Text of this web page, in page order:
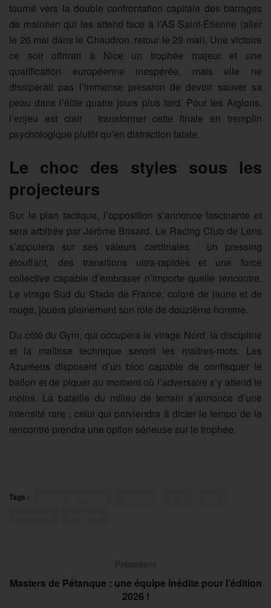
tourné vers la double confrontation capitale des barrages
de maintien qui les attend face à l’AS Saint-Étienne (aller
le 26 mai dans le Chaudron, retour le 29 mai). Une victoire
ce soir offrirait à Nice un trophée majeur et une
qualification européenne inespérée, mais elle ne
dissiperait pas l’immense pression de devoir sauver sa
peau dans l’élite quatre jours plus tard. Pour les Aiglons,
l’enjeu est clair : transformer cette finale en tremplin
psychologique plutôt qu’en distraction fatale.
Le choc des styles sous les
projecteurs
Sur le plan tactique, l’opposition s’annonce fascinante et
sera arbitrée par Jérôme Brisard. Le Racing Club de Lens
s’appuiera sur ses valeurs cardinales : un pressing
étouffant, des transitions ultra-rapides et une force
collective capable d’embraser n’importe quelle rencontre.
Le virage Sud du Stade de France, coloré de jaune et de
rouge, jouera pleinement son rôle de douzième homme.
Du côté du Gym, qui occupera le virage Nord, la discipline
et la maîtrise technique seront les maîtres-mots. Les
Azuréens disposent d’un bloc capable de confisquer le
ballon et de piquer au moment où l’adversaire s’y attend le
moins. La bataille du milieu de terrain s’annonce d’une
intensité rare ; celui qui parviendra à dicter le tempo de la
rencontre prendra une option sérieuse sur le trophée.
Tags :
Masters de Pétanque : une équipe inédite pour l’édition
2026 !